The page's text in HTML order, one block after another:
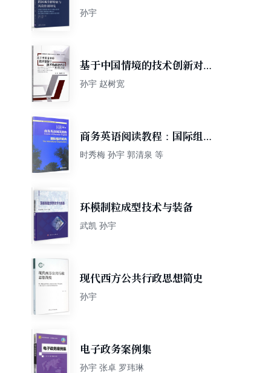
播特征与风险控制研究
孙宇
基于中国情境的技术创新对技
术轨道跃迁的影响研究
孙宇 赵树宽
商务英语阅读教程：国际组织
机构
时秀梅 孙宇 郭清泉 等
环模制粒成型技术与装备
武凯 孙宇
现代西方公共行政思想简史
孙宇
电子政务案例集
孙宇 张卓 罗玮琳